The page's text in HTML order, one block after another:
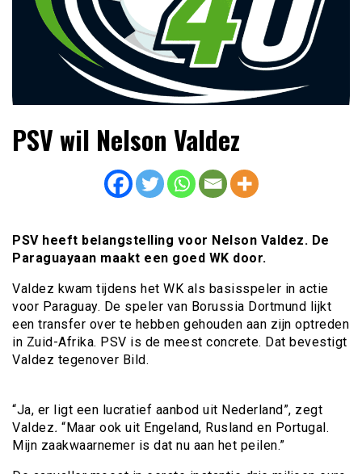
Voetbal4U.com Voetbalnieuws |
Transfers, Eredivisie &
Internationaal voetbal |
transferupdates, analyses en achtergronden over clubs,
spelers en competities uit binnen- en buitenland.
PSV wil Nelson Valdez
PSV heeft belangstelling voor Nelson Valdez. De
Paraguayaan maakt een goed WK door.
Valdez kwam tijdens het WK als basisspeler in actie
voor Paraguay. De speler van Borussia Dortmund lijkt
een transfer over te hebben gehouden aan zijn optreden
in Zuid-Afrika. PSV is de meest concrete. Dat bevestigt
Valdez tegenover Bild.
“Ja, er ligt een lucratief aanbod uit Nederland”, zegt
Valdez. “Maar ook uit Engeland, Rusland en Portugal.
Mijn zaakwaarnemer is dat nu aan het peilen.”